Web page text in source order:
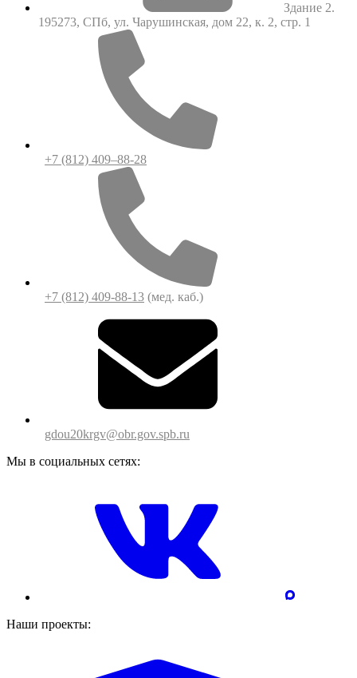
Здание 2.
195273, СПб, ул. Чарушинская, дом 22, к. 2, стр. 1
+7 (812) 409–88-28
+7 (812) 409-88-13 (мед. каб.)
gdou20krgv@obr.gov.spb.ru
Мы в социальных сетях:
Наши проекты: